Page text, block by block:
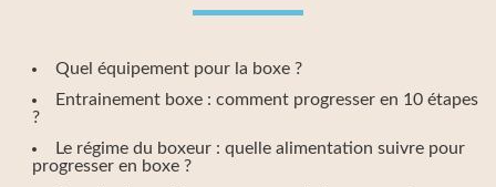
Quel équipement pour la boxe ?
Entrainement boxe : comment progresser en 10 étapes
?
Le régime du boxeur : quelle alimentation suivre pour
progresser en boxe ?